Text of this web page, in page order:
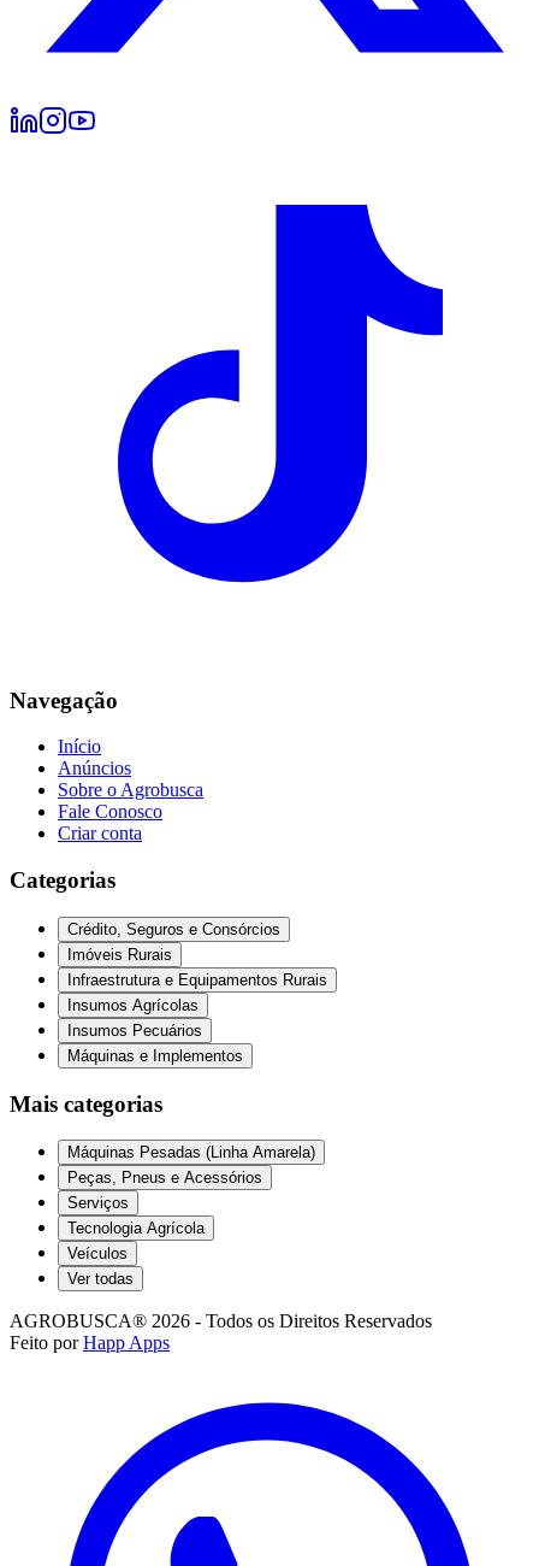
Navegação
Início
Anúncios
Sobre o Agrobusca
Fale Conosco
Criar conta
Categorias
Crédito, Seguros e Consórcios
Imóveis Rurais
Infraestrutura e Equipamentos Rurais
Insumos Agrícolas
Insumos Pecuários
Máquinas e Implementos
Mais categorias
Máquinas Pesadas (Linha Amarela)
Peças, Pneus e Acessórios
Serviços
Tecnologia Agrícola
Veículos
Ver todas
AGROBUSCA® 2026 - Todos os Direitos Reservados
Feito por Happ Apps